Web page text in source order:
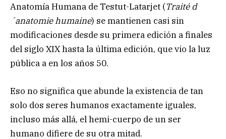
Anatomía Humana de Testut-Latarjet (Traité d
´anatomie humaine) se mantienen casi sin
modificaciones desde su primera edición a finales
del siglo XIX hasta la última edición, que vio la luz
pública a en los años 50.
Eso no significa que abunde la existencia de tan
solo dos seres humanos exactamente iguales,
incluso más allá, el hemi-cuerpo de un ser
humano difiere de su otra mitad.